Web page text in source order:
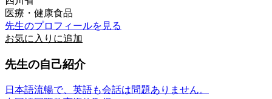
医療・健康食品
先生のプロフィールを見る
お気に入りに追加
先生の自己紹介
日本語流暢で、英語も会話は問題ありません。